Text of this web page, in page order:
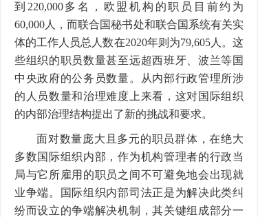
到 220,000多名，欧盟机构的职员目前约为
60,000 人，而联合国秘书处和联合国系统有关实
体的工作人员总人数在2020年则为79,605人。这
些组织的职员数量甚至远超西班牙、波兰等国
中央政府的公务员数量。从内部行政管理所涉
的人员数量和治理难度上来看，这对国际组织
的内部治理结构提出了新的挑战和要求。
面对数量庞大且多元的职员群体，在绝大
多数国际组织内部，作为机构管理者的行政当
局与它所雇用的职员之间不可避免地会出现就
业争端。国际组织内部司法正是为解决此类纠
纷而设立的争端解决机制，其关键组成部分一